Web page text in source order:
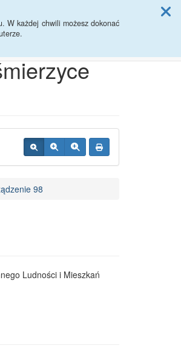
W każdej chwili możesz dokonać
wyszukaj duży
98
Ludności i Mieszkań